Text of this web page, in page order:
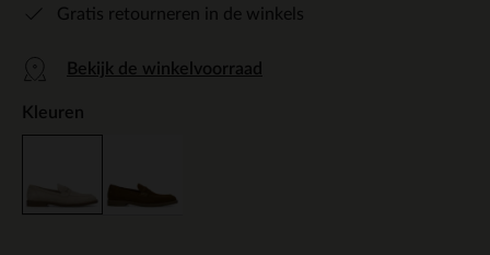
Gratis retourneren in de winkels
Bekijk de winkelvoorraad
Kleuren